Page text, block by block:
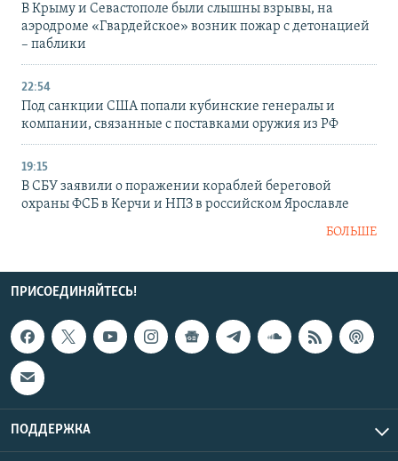
В Крыму и Севастополе были слышны взрывы, на
аэродроме «Гвардейское» возник пожар с детонацией
– паблики
22:54
Под санкции США попали кубинские генералы и
компании, связанные с поставками оружия из РФ
19:15
В СБУ заявили о поражении кораблей береговой
охраны ФСБ в Керчи и НПЗ в российском Ярославле
БОЛЬШЕ
ПРИСОЕДИНЯЙТЕСЬ!
ПОДДЕРЖКА